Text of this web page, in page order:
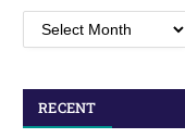
Archives
RECENT